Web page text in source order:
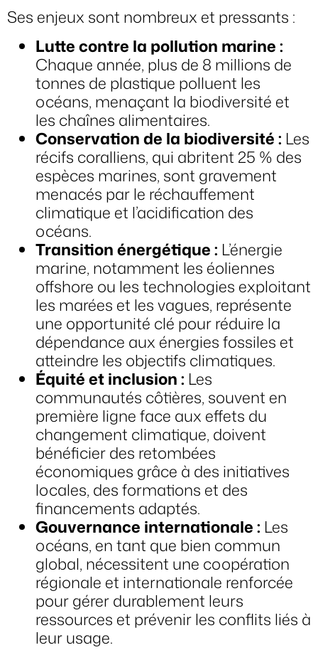
Ses enjeux sont nombreux et pressants :
Lutte contre la pollution marine :
Chaque année, plus de 8 millions de
tonnes de plastique polluent les
océans, menaçant la biodiversité et
les chaînes alimentaires.
Conservation de la biodiversité : Les
récifs coralliens, qui abritent 25 % des
espèces marines, sont gravement
menacés par le réchauffement
climatique et l’acidification des
océans.
Transition énergétique : L’énergie
marine, notamment les éoliennes
offshore ou les technologies exploitant
les marées et les vagues, représente
une opportunité clé pour réduire la
dépendance aux énergies fossiles et
atteindre les objectifs climatiques.
Équité et inclusion : Les
communautés côtières, souvent en
première ligne face aux effets du
changement climatique, doivent
bénéficier des retombées
économiques grâce à des initiatives
locales, des formations et des
financements adaptés.
Gouvernance internationale : Les
océans, en tant que bien commun
global, nécessitent une coopération
régionale et internationale renforcée
pour gérer durablement leurs
ressources et prévenir les conflits liés à
leur usage.